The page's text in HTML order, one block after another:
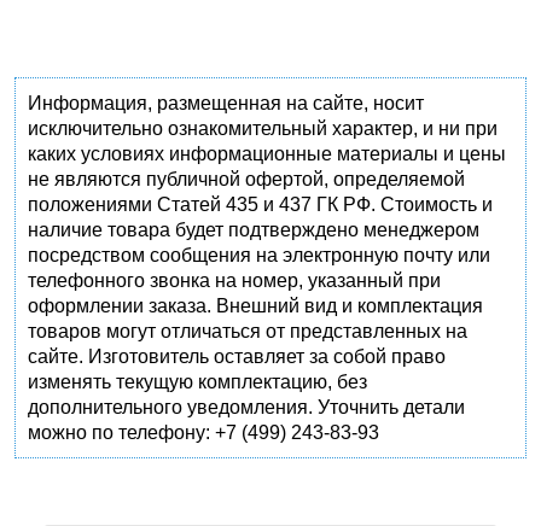
Информация, размещенная на сайте, носит
исключительно ознакомительный характер, и ни при
каких условиях информационные материалы и цены
не являются публичной офертой, определяемой
положениями Статей 435 и 437 ГК РФ. Стоимость и
наличие товара будет подтверждено менеджером
посредством сообщения на электронную почту или
телефонного звонка на номер, указанный при
оформлении заказа. Внешний вид и комплектация
товаров могут отличаться от представленных на
сайте. Изготовитель оставляет за собой право
изменять текущую комплектацию, без
дополнительного уведомления. Уточнить детали
можно по телефону: +7 (499) 243-83-93